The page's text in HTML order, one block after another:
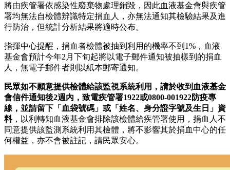
將由疾管署依感染性廢棄物處理銷毀，因此血液基金會與疾管
署均無法自檢體辨識特定捐血人，亦無法通知其檢驗結果及進
行防治，但統計分析結果將適時公布。
指揮中心提醒，捐血者檢體被抽到利用的機率不到1%，血液
基金會預計今年2月下旬起將以電子郵件通知被抽樣到的捐血
人，無電子郵件者則以紙本郵寄通知。
民眾如不願意提供檢體給該監視系統利用，請於收到血液基金
會信件通知後2週內，致電疾管署1922或0800-001922防疫專
線，並請留下「血袋號碼」或「姓名、身分證字號及生日」資
料，以利轉知血液基金會排除該檢體給疾管署使用，捐血人不
同意提供該監測系統利用其檢體，將不影響其於捐血中心的任
何權益，亦不會被註記，請民眾安心。